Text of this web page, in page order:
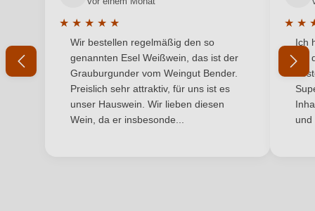
Hersteller Amprius Lagar
Amprius Lagar S.L., C. Los Enebros 74, 2ª planta,
44001 Teruel, Spanien
Ihr Passwort
Ich habe mein Passwort vergessen
★ ★ ★ ★ ★
Durchschnittliche Bewertung von 5 von 5 Sternen
Wir bestellen regelmäßig den so
genannten Esel Weißwein, das ist der
Grauburgunder vom Weingut Bender.
Preislich sehr attraktiv, für uns ist es
unser Hauswein. Wir lieben diesen
Wein, da er insbesonde...
★ ★
Ich
mit
und